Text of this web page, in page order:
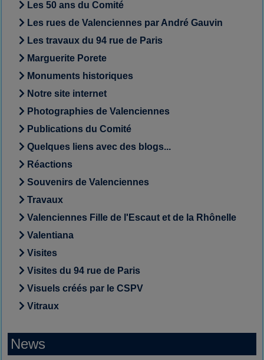
Les 50 ans du Comité
Les rues de Valenciennes par André Gauvin
Les travaux du 94 rue de Paris
Marguerite Porete
Monuments historiques
Notre site internet
Photographies de Valenciennes
Publications du Comité
Quelques liens avec des blogs...
Réactions
Souvenirs de Valenciennes
Travaux
Valenciennes Fille de l'Escaut et de la Rhônelle
Valentiana
Visites
Visites du 94 rue de Paris
Visuels créés par le CSPV
Vitraux
News